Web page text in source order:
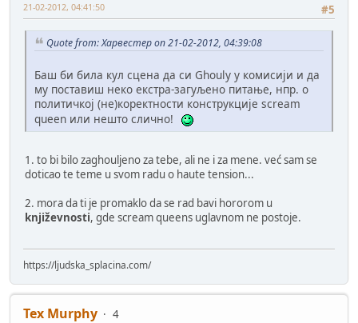
#5
21-02-2012, 04:41:50
Quote from: Харвестер on 21-02-2012, 04:39:08
Баш би била кул сцена да си Ghoulу у комисији и да
му поставиш неко екстра-загуљено питање, нпр. о
политичкој (не)коректности конструкције scream
queen или нешто слично!
1. to bi bilo zaghouljeno za tebe, ali ne i za mene. već sam se
doticao te teme u svom radu o haute tension...
2. mora da ti je promaklo da se rad bavi hororom u
književnosti, gde scream queens uglavnom ne postoje.
https://ljudska_splacina.com/
Tex Murphy
4